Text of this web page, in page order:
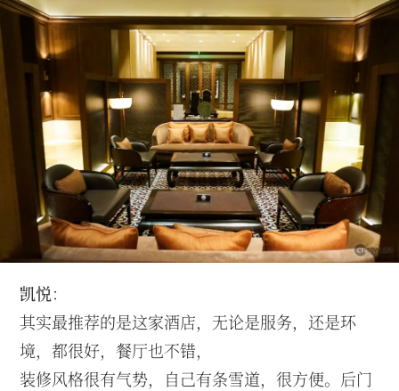
凯悦：
其实最推荐的是这家酒店，无论是服务，还是环
境，都很好，餐厅也不错，
装修风格很有气势，自己有条雪道，很方便。后门